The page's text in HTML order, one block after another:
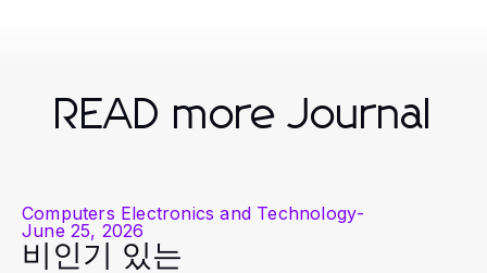
READ more Journal
Computers Electronics and Technology-
June 25, 2026
비인기 있는